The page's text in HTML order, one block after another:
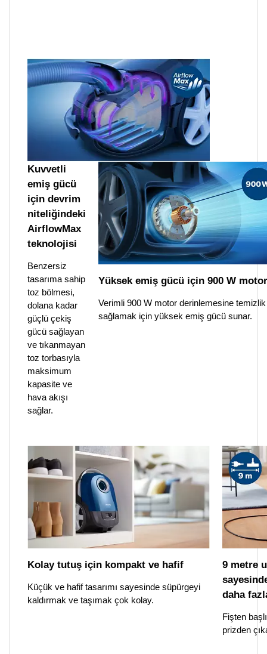
Kuvvetli
emiş gücü
için devrim
niteliğindeki
AirflowMax
teknolojisi
Benzersiz
tasarıma sahip
toz bölmesi,
dolana kadar
güçlü çekiş
gücü sağlayan
ve tıkanmayan
toz torbasıyla
maksimum
kapasite ve
hava akışı
sağlar.
Yüksek emiş gücü için 900 W motor
Verimli 900 W motor derinlemesine temizlik
sağlamak için yüksek emiş gücü sunar.
Kolay tutuş için kompakt ve hafif
Küçük ve hafif tasarımı sayesinde süpürgeyi
kaldırmak ve taşımak çok kolay.
9 metre
daha
Fişten
prizden